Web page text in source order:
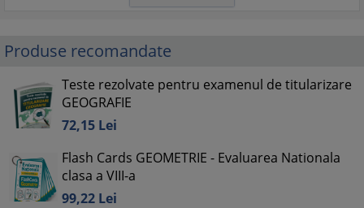
Produse recomandate
Teste rezolvate pentru examenul de titularizare
GEOGRAFIE
72,15 Lei
Flash Cards GEOMETRIE - Evaluarea Nationala
clasa a VIII-a
99,22 Lei